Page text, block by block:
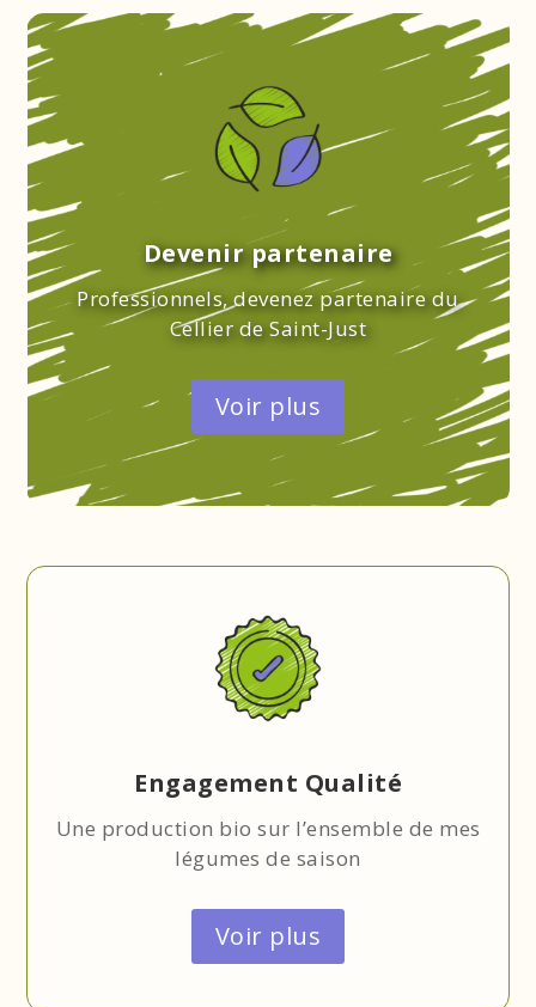
Devenir partenaire
Professionnels, devenez partenaire du
Cellier de Saint-Just
Voir plus
Engagement Qualité
Une production bio sur l’ensemble de mes
légumes de saison
Voir plus